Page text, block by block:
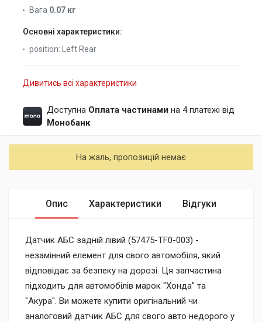
Вага 0.07 кг
Основні характеристики:
position:
Left Rear
Дивитись всі характеристики
Доступна Оплата частинами на 4 платежі від
Монобанк
На жаль, пропозицій немає
Опис Характеристики Відгуки
Датчик АБС задній лівий (57475-TF0-003) -
незамінний елемент для свого автомобіля, який
відповідає за безпеку на дорозі. Ця запчастина
підходить для автомобілів марок "Хонда" та
"Акура". Ви можете купити оригінальний чи
аналоговий датчик АБС для свого авто недорого у